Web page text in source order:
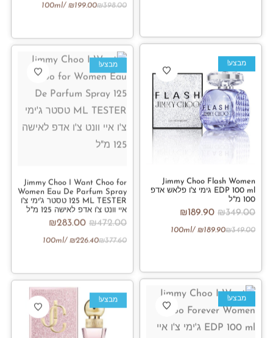
₪398.00
₪199.00
/100ml
מבצע!
Jimmy Choo Flash Women
EDP 100 ml גימי צ'ו פלאש אדפ
100 מ"ל
₪349.00
₪189.90
₪349.00
₪189.90
/100ml
מבצע!
Jimmy Choo I Want Choo for
Women Eau De Parfum Spray
125 ML TESTER טסטר ג'ימי צ'ו
איי וונט צ'ו אדפ לאישה 125 מ"ל
₪472.00
₪283.00
₪377.60
₪226.40
/100ml
מבצע! מבצע!